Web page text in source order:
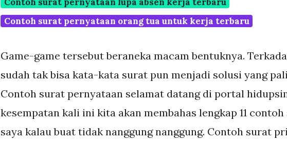
Contoh surat pernyataan orang tua untuk kerja terbaru
Game-game tersebut beraneka macam bentuknya.
sudah tak bisa kata-kata surat pun menjadi solusi yang
Contoh surat pernyataan selamat datang di portal
kesempatan kali ini kita akan membahas lengkap 11
saya kalau buat tidak nanggung nanggung. Contoh surat